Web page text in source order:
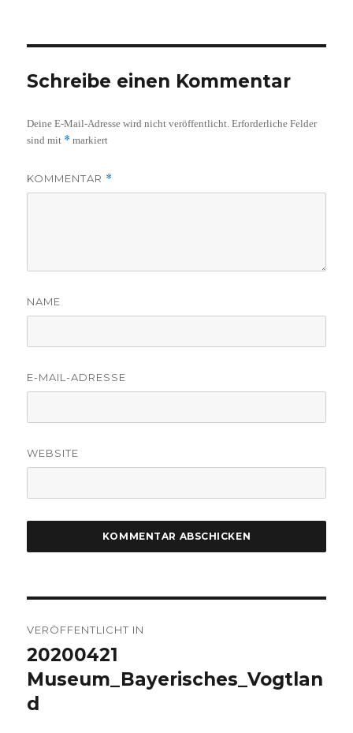
Schreibe einen Kommentar
Deine E-Mail-Adresse wird nicht veröffentlicht. Erforderliche Felder
sind mit * markiert
KOMMENTAR *
NAME
E-MAIL-ADRESSE
WEBSITE
VERÖFFENTLICHT IN
20200421
Museum_Bayerisches_Vogtlan
d